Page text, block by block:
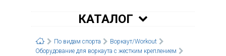
КАТАЛОГ
По видам спорта
Воркаут/Workout
Оборудование для воркаута с жестким креплением